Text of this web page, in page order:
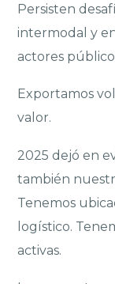
Persisten
intermodal y
actores
Exportamos
valor.
2025 dejó en
también
Tenemos
logístico.
activas.